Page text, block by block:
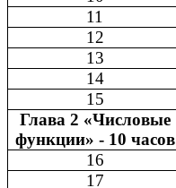
11
12
13
14
15
Глава 2 «Числовые
функции» - 10 часов
16
17